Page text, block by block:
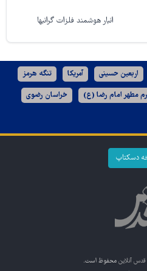
انبار هوشمند فلزات گرانبها
اربعین حسینی آمریکا تنگه هرمز
مطهر امام رضا (ع) خراسان رضوی
دسکتاپ
قدس آنلاین محفوظ است.